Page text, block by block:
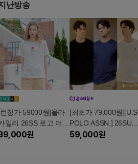
난방송
칭가 59000원]올라
일리 26SS 로고 더블
켓 코튼 티셔츠 1종
원
[최초가 79,000원][U.S
POLO ASSN.] 26SUM
MER 프레시아 썸머 반
59,000원